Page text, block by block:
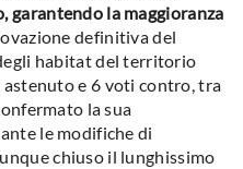
garantendo la maggioranza
definitiva del
habitat del territorio
e 6 voti contro, tra
la sua
le modifiche di
chiuso il lunghissimo